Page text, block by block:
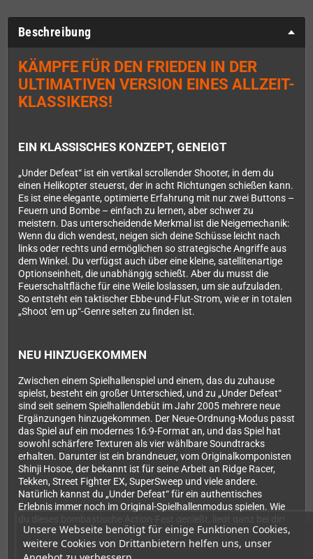
Unsere Webseite benötigt für einige Funktionen Cookies,
weitere Cookies von Drittanbietern helfen uns, unser
Beschreibung
KÄMPFE FÜR DEN FRIEDEN IN DER
ULTIMATIVEN VERSION EINES ALLZEIT-
KLASSIKERS!
EIN KLASSISCHES KONZEPT, GENEIGT
„Under Defeat“ ist ein vertikal scrollender Shooter, in dem du
einen Helikopter steuerst, der in acht Richtungen schießen kann.
Es ist eine elegante, optimierte Erfahrung mit nur zwei Buttons –
Feuern und Bombe – einfach zu lernen, aber schwer zu
meistern. Das unterscheidende Merkmal ist die Neigemechanik:
Wenn du dich wendest, neigen sich deine Schüsse leicht nach
links oder rechts und ermöglichen so strategische Angriffe aus
dem Winkel. Du verfügst auch über eine kleine, satellitenartige
Optionseinheit, die unabhängig schießt. Aber du musst die
Feuerschaltfläche für eine Weile loslassen, um sie aufzuladen.
So entsteht ein taktischer Ebbe-und-Flut-Strom, wie er in totalen
„Shoot 'em up“-Genre selten zu finden ist.
NEU HINZUGEKOMMEN
Zwischen einem Spielhallenspiel und einem, das du zuhause
spielst, besteht ein großer Unterschied, und zu „Under Defeat“
sind seit seinem Spielhallendebüt im Jahr 2005 mehrere neue
Ergänzungen hinzugekommen. Der Neue-Ordnung-Modus passt
das Spiel auf ein modernes 16:9-Format an, und das Spiel hat
sowohl schärfere Texturen als vier wählbare Soundtracks
erhalten. Darunter ist ein brandneuer, vom Originalkomponisten
Shinji Hosoe, der bekannt ist für seine Arbeit an Ridge Racer,
Tekken, Street Fighter EX, SuperSweep und viele andere.
Natürlich kannst du „Under Defeat“ für ein authentisches
Erlebnis immer noch im Original-Spielhallenmodus spielen. Wie